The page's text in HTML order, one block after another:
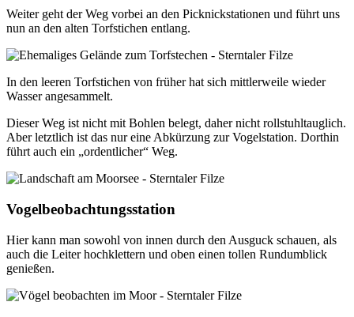
Weiter geht der Weg vorbei an den Picknickstationen und führt uns
nun an den alten Torfstichen entlang.
In den leeren Torfstichen von früher hat sich mittlerweile wieder
Wasser angesammelt.
Dieser Weg ist nicht mit Bohlen belegt, daher nicht rollstuhltauglich.
Aber letztlich ist das nur eine Abkürzung zur Vogelstation. Dorthin
führt auch ein „ordentlicher“ Weg.
Vogelbeobachtungsstation
Hier kann man sowohl von innen durch den Ausguck schauen, als
auch die Leiter hochklettern und oben einen tollen Rundumblick
genießen.